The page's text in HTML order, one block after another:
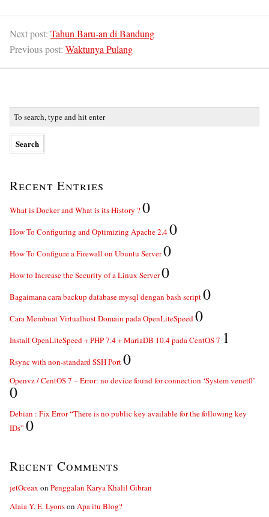
Next post: Tahun Baru-an di Bandung
Previous post: Waktunya Pulang
Recent Entries
What is Docker and What is its History ?0
How To Configuring and Optimizing Apache 2.40
How To Configure a Firewall on Ubuntu Server0
How to Increase the Security of a Linux Server0
Bagaimana cara backup database mysql dengan bash script0
Cara Membuat Virtualhost Domain pada OpenLiteSpeed0
Install OpenLiteSpeed + PHP 7.4 + MariaDB 10.4 pada CentOS 7 1
Rsync with non-standard SSH Port0
Openvz / CentOS 7 – Error: no device found for connection ‘System venet0’
0
Debian : Fix Error “There is no public key available for the following key
IDs” 0
Recent Comments
jetOceax on Penggalan Karya Khalil Gibran
Alaia Y. E. Lyonson Apa itu Blog?